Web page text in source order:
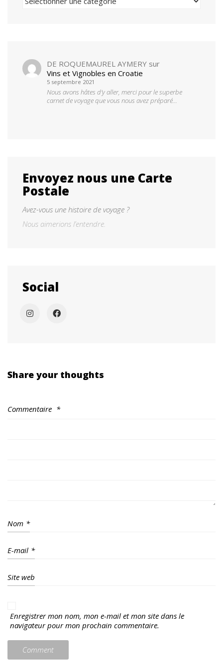
DE ROQUEMAUREL AYMERYsur
Vins et Vignobles en Croatie
5 septembre 2021
Nous avons hâtes d'y aller, merci pour le superbe
carnet de voyage que vous nous avez préparé...
Envoyez nous une Carte
Postale
Avez-vous une histoire de voyage ?
Nous aimerions l’entendre.
Social
Share your thoughts
Commentaire *
Nom *
E-mail *
Site web
Enregistrer mon nom, mon e-mail et mon site dans le
navigateur pour mon prochain commentaire.